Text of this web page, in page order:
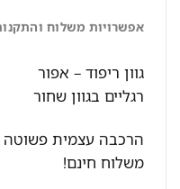
אפשרויות משלוח והתקנות
גוון ריפוד – אפור
רגליים בגוון שחור
הרכבה עצמית פשוטה
משלוח חינם!